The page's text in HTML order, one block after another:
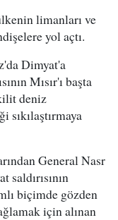
limanları ve
yol açtı.
Dimyat'a
Mısır'ı başta
deniz
sıkılaştırmaya
General Nasr
biçimde gözden
için alınan